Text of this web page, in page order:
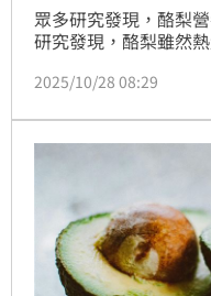
眾多研究發現，酪梨
研究發現，酪梨雖然
心臟病、糖尿病，及癌
2025/10/28 08:29